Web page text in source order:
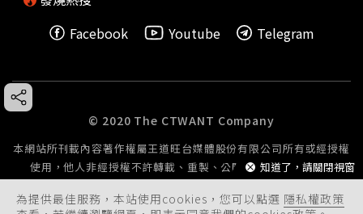
為提供最佳服務，本站使用cookies，您可以點選 隱私權政策
知道了，請關閉視窗
Facebook
Youtube Telegram
© 2020 The CTWANT Company
本網站所刊載內容著作權屬王道旺台媒體股份有限公司所有或經授權
使用，他人非經授權不許轉載、重製、公開播送或公開傳輸。